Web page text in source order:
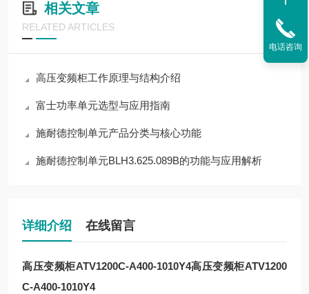
相关文章
RELATED ARTICLES
高压变频柜工作原理与结构介绍
富士功率单元选型与应用指南
施耐德控制单元产品分类与核心功能
施耐德控制单元BLH3.625.089B的功能与应用解析
详细介绍 在线留言
高压变频柜ATV1200C-A400-1010Y4高压变频柜ATV1200
C-A400-1010Y4
电话咨询